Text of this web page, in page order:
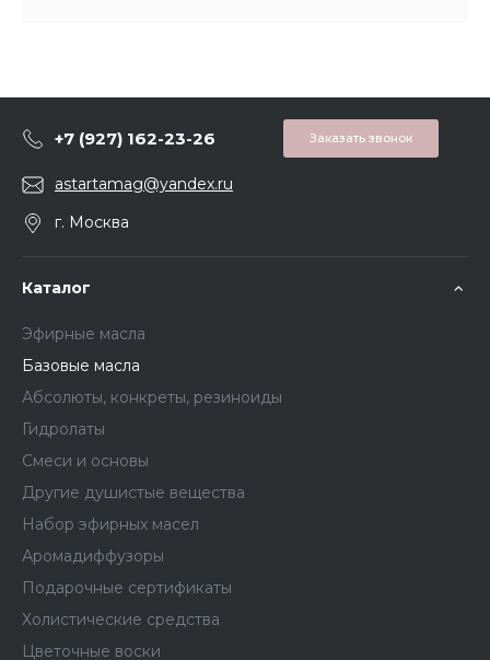
+7 (927) 162-23-26 Заказать звонок
astartamag@yandex.ru
г. Москва
Каталог
Эфирные масла
Базовые масла
Абсолюты, конкреты, резиноиды
Гидролаты
Смеси и основы
Другие душистые вещества
Набор эфирных масел
Аромадиффузоры
Подарочные сертификаты
Холистические средства
Цветочные воски